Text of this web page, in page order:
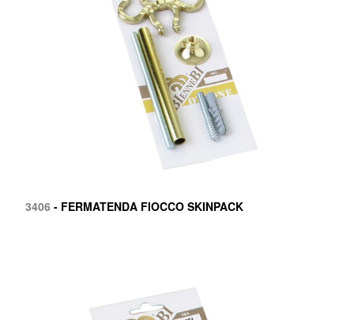
3406- FERMATENDA FIOCCO SKINPACK